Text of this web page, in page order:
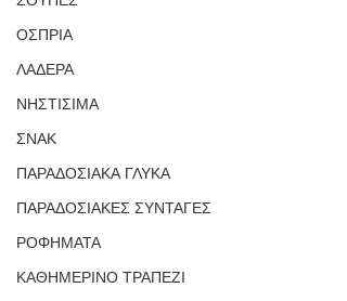
ΟΣΠΡΙΑ
ΛΑΔΕΡΑ
ΝΗΣΤΙΣΙΜΑ
ΣΝΑΚ
ΠΑΡΑΔΟΣΙΑΚΑ ΓΛΥΚΑ
ΠΑΡΑΔΟΣΙΑΚΕΣ ΣΥΝΤΑΓΕΣ
ΡΟΦΗΜΑΤΑ
ΚΑΘΗΜΕΡΙΝΟ ΤΡΑΠΕΖΙ